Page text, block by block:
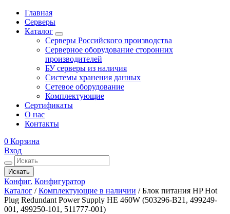
Главная
Серверы
Каталог
Серверы Российского производства
Серверное оборудование сторонних
производителей
БУ серверы из наличия
Системы хранения данных
Сетевое оборудование
Комплектующие
Сертификаты
О нас
Контакты
0 Корзина
Вход
Искать
Конфиг. Конфигуратор
Каталог /Комплектующие в наличии /Блок питания HP Hot
Plug Redundant Power Supply HE 460W (503296-B21, 499249-
001, 499250-101, 511777-001)